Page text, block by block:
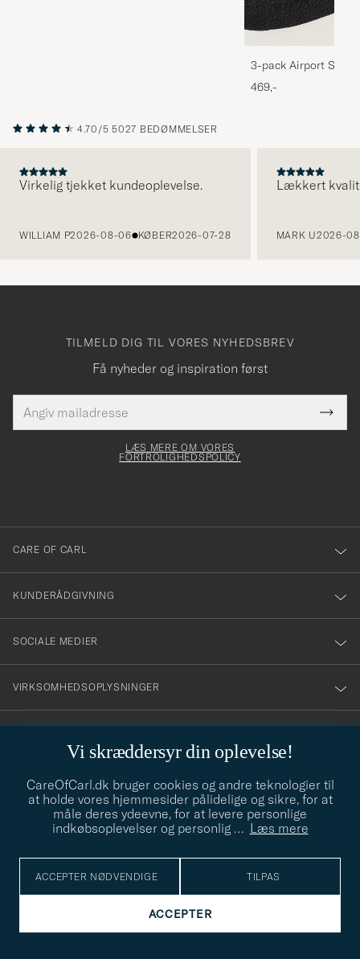
3-pack Airport
Melange
469,-
4.70/5 5027 BEDØMMELSER
Virkelig tjekket kundeoplevelse.
WILLIAM P2026-08-06 KØBER2026-07-28
Lækkert
MARK U2026-
Vi skræddersyr din oplevelse!
CareOfCarl.dk bruger cookies og andre teknologier til
at holde vores hjemmesider pålidelige og sikre, for at
måle deres ydeevne, for at levere personlige
indkøbsoplevelser og personlig … Læs mere
ACCEPTER NØDVENDIGE TILPAS
ACCEPTER
TILMELD DIG TIL VORES NYHEDSBREV
Få nyheder og inspiration først
mailadresse
skal
Tack
för
dig
till
vårt
nyhetsbrev!
LÆS MERE OM VORES
FORTROLIGHEDSPOLICY
CARE OF CARL
KUNDERÅDGIVNING
SOCIALE MEDIER
VIRKSOMHEDSOPLYSNINGER
info@careofcarl.dk
Behøver du hjælp til at finde din stil? Lad os hjælpe dig, vi hjælper
gerne til!
STILRÅD